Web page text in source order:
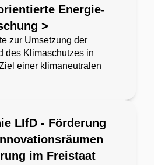
Energie-
>
zur Umsetzung der
des Klimaschutzes in
einer klimaneutralen
LIfD - Förderung
im Freistaat